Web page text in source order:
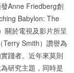
Anne Friedberg創
Babylon: The
關於電視及影片所呈
Terry Smith）讚譽為
踐者。近年來莫則
研究主題，同時是